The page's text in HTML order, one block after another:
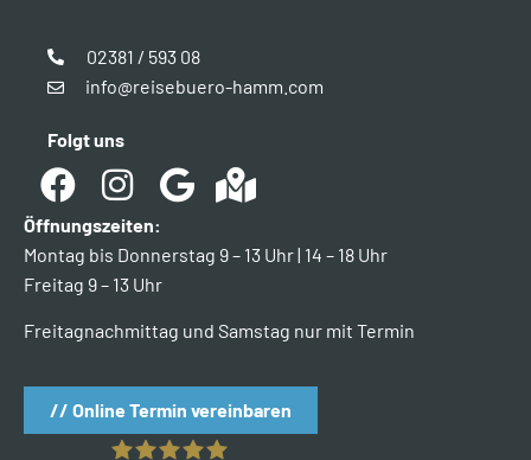
02381 / 593 08
info@reisebuero-hamm.com
Folgt uns
Öffnungszeiten:
Montag bis Donnerstag 9 – 13 Uhr | 14 – 18 Uhr
Freitag 9 – 13 Uhr
Freitagnachmittag und Samstag nur mit Termin
// Online Termin vereinbaren